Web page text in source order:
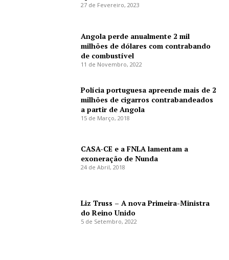
27 de Fevereiro, 2023
Angola perde anualmente 2 mil
milhões de dólares com contrabando
de combustível
11 de Novembro, 2022
Polícia portuguesa apreende mais de 2
milhões de cigarros contrabandeados
a partir de Angola
15 de Março, 2018
CASA-CE e a FNLA lamentam a
exoneração de Nunda
24 de Abril, 2018
Liz Truss – A nova Primeira-Ministra
do Reino Unido
5 de Setembro, 2022